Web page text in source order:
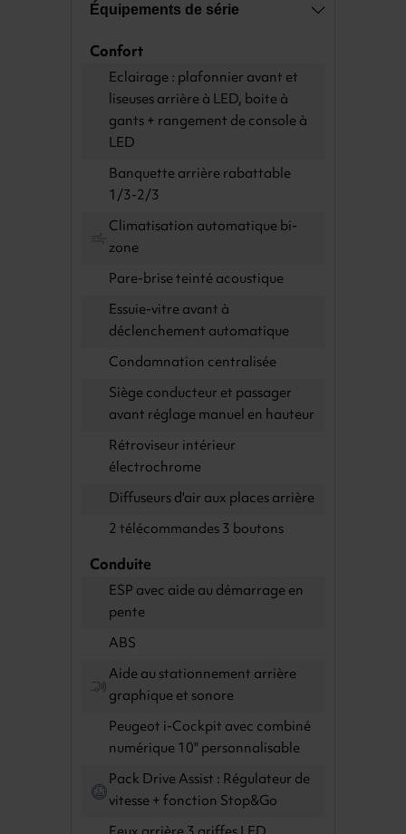
Équipements de série
Confort
Eclairage : plafonnier avant et
liseuses arrière à LED, boite à
gants + rangement de console à
LED
Banquette arrière rabattable
1/3-2/3
Climatisation automatique bi-
zone
Pare-brise teinté acoustique
Essuie-vitre avant à
déclenchement automatique
Condamnation centralisée
Siège conducteur et passager
avant réglage manuel en hauteur
Rétroviseur intérieur
électrochrome
Diffuseurs d'air aux places arrière
2 télécommandes 3 boutons
Conduite
ESP avec aide au démarrage en
pente
ABS
Aide au stationnement arrière
graphique et sonore
Peugeot i-Cockpit avec combiné
numérique 10" personnalisable
Pack Drive Assist : Régulateur de
vitesse + fonction Stop&Go